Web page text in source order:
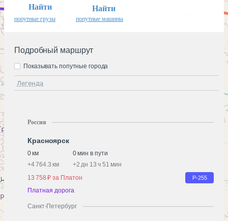
Найти
попутные грузы
Найти
попутные машины
Подробный маршрут
Легенда
Показывать попутные города
Россия
Красноярск
0 км
0 мин в пути
+4 764.3 км +2 дн 13 ч 51 мин
13 758 ₽ за Платон
Р-255
Платная дорога
Санкт-Петербург